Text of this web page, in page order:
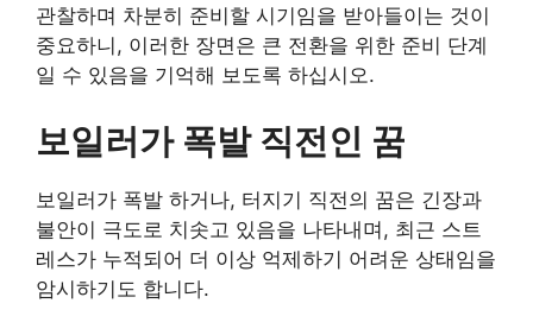
관찰하며 차분히 준비할 시기임을 받아들이는 것이
중요하니, 이러한 장면은 큰 전환을 위한 준비 단계
일 수 있음을 기억해 보도록 하십시오.
보일러가 폭발 직전인 꿈
보일러가 폭발 하거나, 터지기 직전의 꿈은 긴장과
불안이 극도로 치솟고 있음을 나타내며, 최근 스트
레스가 누적되어 더 이상 억제하기 어려운 상태임을
암시하기도 합니다.